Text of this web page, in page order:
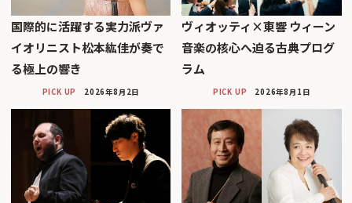
国際的に活躍する実力派ヴァ
イオリニスト松本紘佳が奏で
る極上の響き
PICK UP 2026年8月2日
ヴィオッティ×東響 ウィーン
音楽の核心へ迫る古典プログ
ラム
PICK UP 2026年8月1日